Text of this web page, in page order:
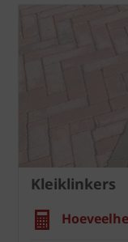
Kleiklinkers